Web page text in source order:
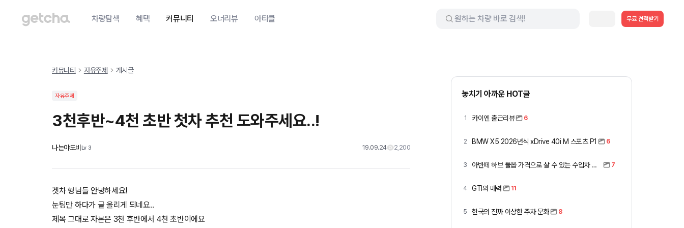
차량탐색 혜택 커뮤니티 오너리뷰 아티클 무료 견적받기
커뮤니티 자유주제 게시글
자유주제
3천후반~4천 초반 첫차 추천 도와주세요..!
나는야도비 Lv3 19.09.24 2,200
겟차 형님들 안녕하세요!
눈팅만 하다가 글 올리게 되네요..
제목 그대로 자본은 3천 후반에서 4천 초반이에요
놓치기 아까운 HOT글
1 카이엔 출근리뷰 6
2 BMW X5 2026년식 xDrive 40i M 스포츠 P1 6
3 아반떼 하브 풀옵 가격으로 살 수 있는 수입차 모아봤습니다 (중고 포함) 7
4 GTI의 매력 11
5 한국의 진짜 이상한 주차 문화 8